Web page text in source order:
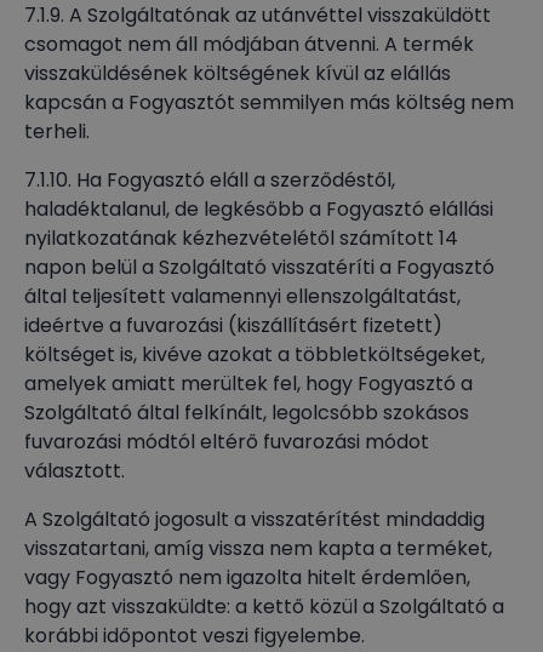
7.1.9. A Szolgáltatónak az utánvéttel visszaküldött
csomagot nem áll módjában átvenni. A termék
visszaküldésének költségének kívül az elállás
kapcsán a Fogyasztót semmilyen más költség nem
terheli.
7.1.10. Ha Fogyasztó eláll a szerződéstől,
haladéktalanul, de legkésőbb a Fogyasztó elállási
nyilatkozatának kézhezvételétől számított 14
napon belül a Szolgáltató visszatéríti a Fogyasztó
által teljesített valamennyi ellenszolgáltatást,
ideértve a fuvarozási (kiszállításért fizetett)
költséget is, kivéve azokat a többletköltségeket,
amelyek amiatt merültek fel, hogy Fogyasztó a
Szolgáltató által felkínált, legolcsóbb szokásos
fuvarozási módtól eltérő fuvarozási módot
választott.
A Szolgáltató jogosult a visszatérítést mindaddig
visszatartani, amíg vissza nem kapta a terméket,
vagy Fogyasztó nem igazolta hitelt érdemlően,
hogy azt visszaküldte: a kettő közül a Szolgáltató a
korábbi időpontot veszi figyelembe.